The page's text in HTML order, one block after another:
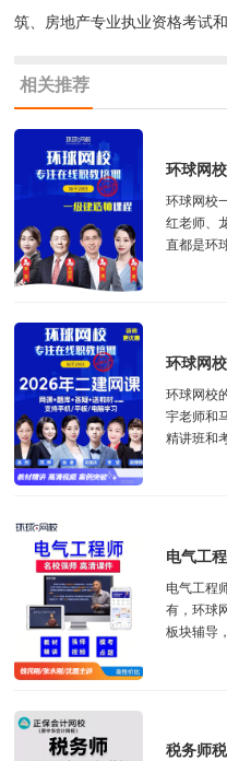
筑、房地产专业执业资格考试
相关推荐
环球网
环球网校
红老师、
直都是环
环球网
环球网校
宇老师和
精讲班和
电气工
电气工程
有，环球
板块辅导
税务师